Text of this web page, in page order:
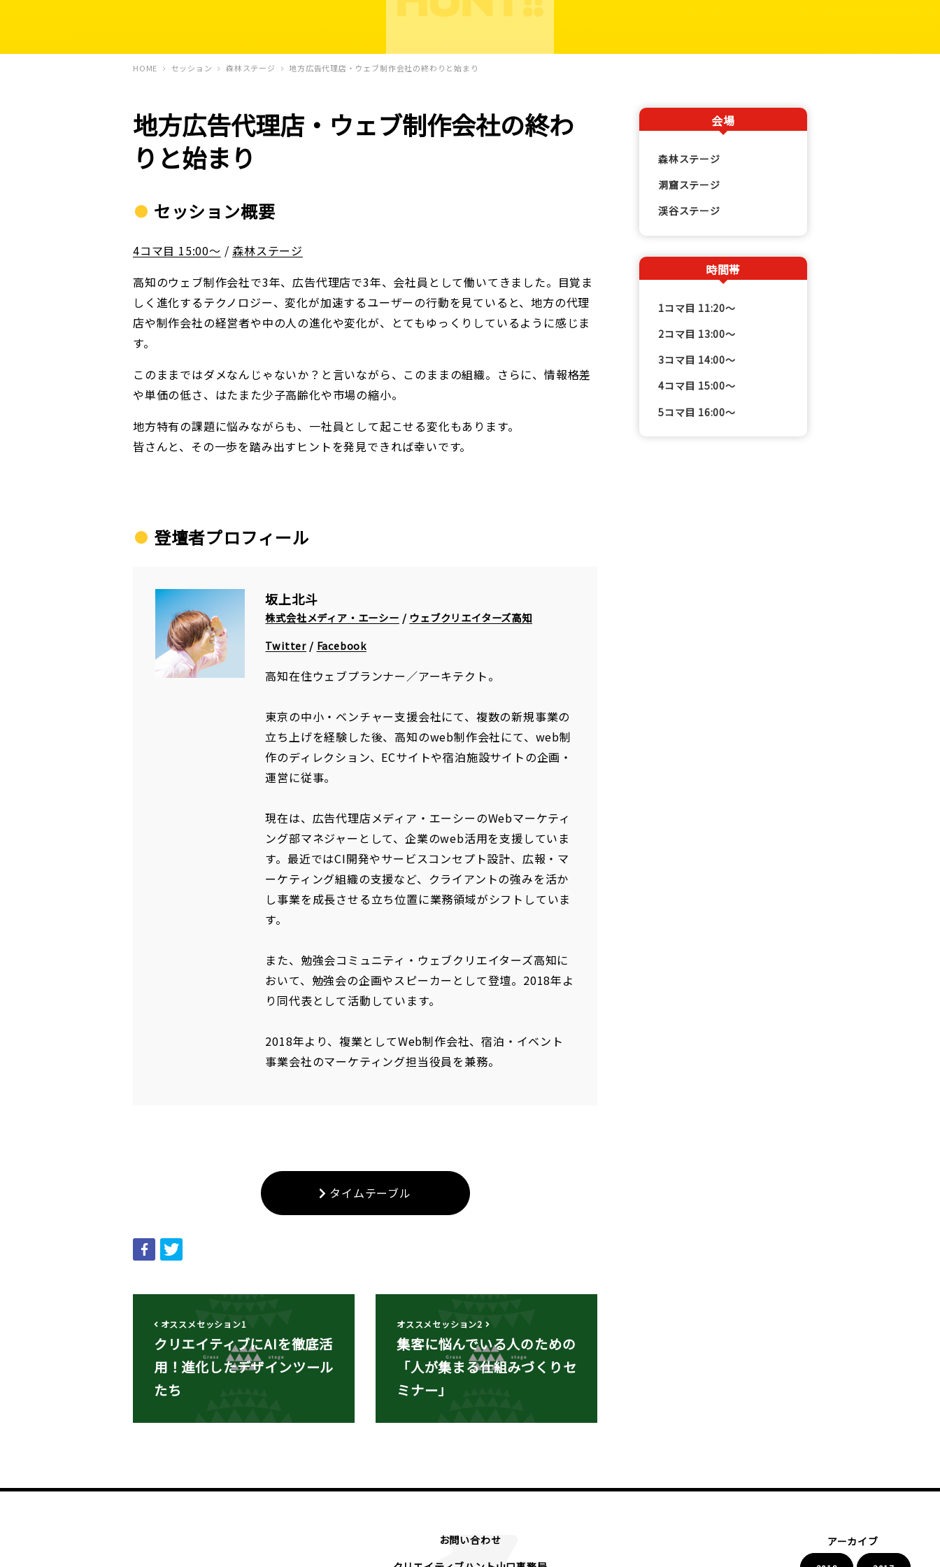
HOME セッション 森林ステージ 地方広告代理店・ウェブ制作会社の終わりと始まり
地方広告代理店・ウェブ制作会社の終わ
りと始まり
セッション概要
4コマ目 15:00〜 / 森林ステージ
高知のウェブ制作会社で3年、広告代理店で3年、会社員として働いてきました。目覚ま
しく進化するテクノロジー、変化が加速するユーザーの行動を見ていると、地方の代理
店や制作会社の経営者や中の人の進化や変化が、とてもゆっくりしているように感じま
す。
このままではダメなんじゃないか？と言いながら、このままの組織。さらに、情報格差
や単価の低さ、はたまた少子高齢化や市場の縮小。
地方特有の課題に悩みながらも、一社員として起こせる変化もあります。
皆さんと、その一歩を踏み出すヒントを発見できれば幸いです。
登壇者プロフィール
坂上北斗
株式会社メディア・エーシー / ウェブクリエイターズ高知
Twitter / Facebook
高知在住ウェブプランナー／アーキテクト。
東京の中小・ベンチャー支援会社にて、複数の新規事業の
立ち上げを経験した後、高知のweb制作会社にて、web制
作のディレクション、ECサイトや宿泊施設サイトの企画・
運営に従事。
現在は、広告代理店メディア・エーシーのWebマーケティ
ング部マネジャーとして、企業のweb活用を支援していま
す。最近ではCI開発やサービスコンセプト設計、広報・マ
ーケティング組織の支援など、クライアントの強みを活か
し事業を成長させる立ち位置に業務領域がシフトしていま
す。
また、勉強会コミュニティ・ウェブクリエイターズ高知に
おいて、勉強会の企画やスピーカーとして登壇。2018年よ
り同代表として活動しています。
2018年より、複業としてWeb制作会社、宿泊・イベント
事業会社のマーケティング担当役員を兼務。
タイムテーブル
オススメセッション1
クリエイティブにAIを徹底活
用！進化したデザインツール
たち
オススメセッション2
集客に悩んでいる人のための
「人が集まる仕組みづくりセ
ミナー」
会場
森林ステージ
洞窟ステージ
渓谷ステージ
時間帯
1コマ目 11:20〜
2コマ目 13:00〜
3コマ目 14:00〜
4コマ目 15:00〜
5コマ目 16:00〜
お問い合わせ
アーカイブ